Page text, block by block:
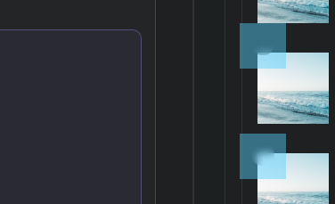
6